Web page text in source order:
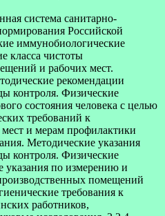
система санитарно-
Российской
иммунобиологические
класса чистоты
и рабочих мест.
рекомендации
контроля. Физические
состояния человека с целью
требований к
и мерам профилактики
Методические указания
контроля. Физические
указания по измерению и
помещений
требования к
работников,